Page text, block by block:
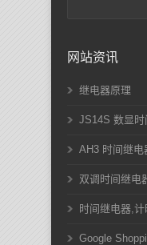
网站资讯
继电器原理
JS14S 数显时
AH3 时间继电
双调时间继电
时间继电器,计
Google